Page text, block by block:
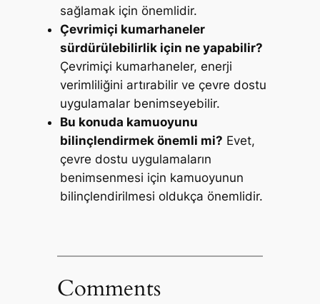
sağlamak için önemlidir.
Çevrimiçi kumarhaneler
sürdürülebilirlik için ne yapabilir?
Çevrimiçi kumarhaneler, enerji
verimliliğini artırabilir ve çevre dostu
uygulamalar benimseyebilir.
Bu konuda kamuoyunu
bilinçlendirmek önemli mi? Evet,
çevre dostu uygulamaların
benimsenmesi için kamuoyunun
bilinçlendirilmesi oldukça önemlidir.
Comments